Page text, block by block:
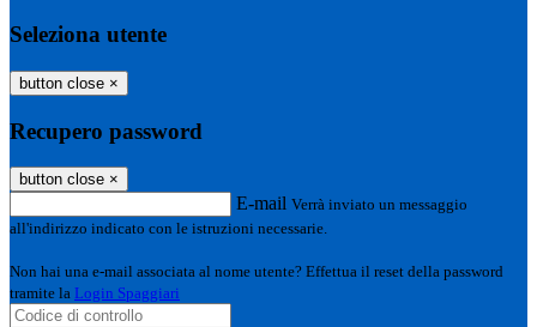
Seleziona utente
button close ×
Recupero password
button close ×
E-mail Verrà inviato un messaggio
all'indirizzo indicato con le istruzioni necessarie.
Non hai una e-mail associata al nome utente? Effettua il reset della password
tramite la Login Spaggiari